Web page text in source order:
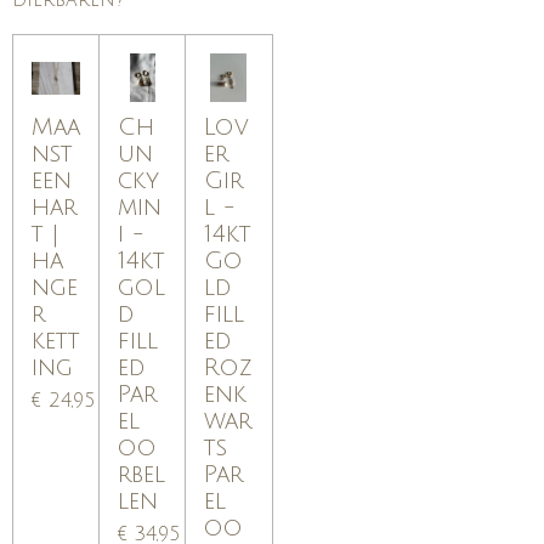
Maa
nst
een
har
t |
ha
nge
r
kett
ing
€ 24,95
Ch
un
cky
min
i -
14kt
gol
d
fill
ed
Par
el
oo
rbel
len
€ 34,95
Lov
er
Gir
l -
14kt
Go
ld
fill
ed
Roz
enk
war
ts
Par
el
oo